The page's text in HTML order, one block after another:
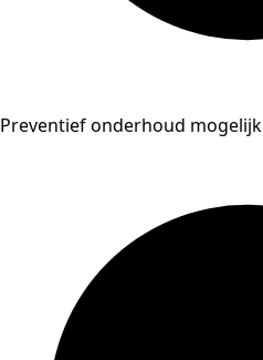
Preventief onderhoud mogelijk